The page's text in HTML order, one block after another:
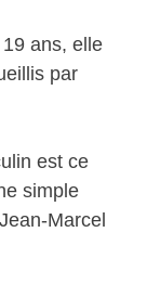
ans, elle
par
est ce
simple
Marcel